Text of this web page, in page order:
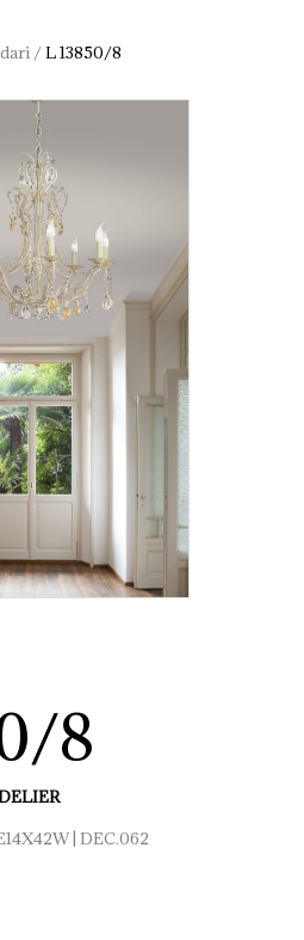
/L 13850/8
8
| DEC.062